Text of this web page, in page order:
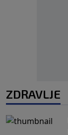
ZDRAVLJE